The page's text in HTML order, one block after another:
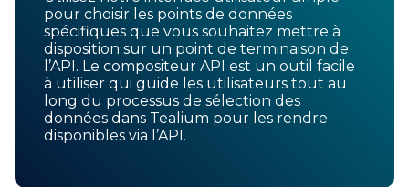
pour choisir les points de données
spécifiques que vous souhaitez mettre à
disposition sur un point de terminaison de
l’API. Le compositeur API est un outil facile
à utiliser qui guide les utilisateurs tout au
long du processus de sélection des
données dans Tealium pour les rendre
disponibles via l’API.